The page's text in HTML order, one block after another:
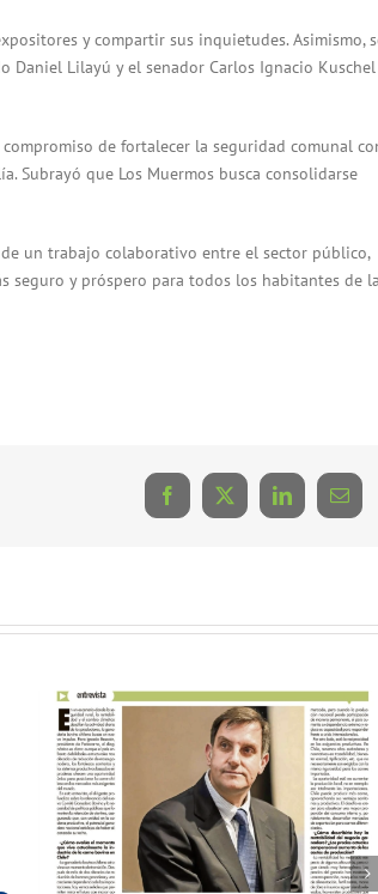
y compartir sus inquietudes. Asimismo,
Lilayú y el senador Carlos Ignacio Kuschel
de fortalecer la seguridad comunal
Subrayó que Los Muermos busca consolidarse
un trabajo colaborativo entre el sector público,
seguro y próspero para todos los habitantes de la
Facebook
X LinkedIn